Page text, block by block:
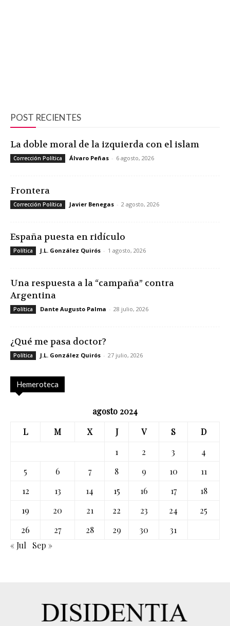
POST RECIENTES
La doble moral de la izquierda con el islam
Corrección Política Álvaro Peñas - 6 agosto, 2026
Frontera
Corrección Política Javier Benegas - 2 agosto, 2026
España puesta en ridículo
Política J.L. González Quirós - 1 agosto, 2026
Una respuesta a la “campaña” contra
Argentina
Política Dante Augusto Palma - 28 julio, 2026
¿Qué me pasa doctor?
Política J.L. González Quirós - 27 julio, 2026
Hemeroteca
agosto 2024
L
M X J V S
D
1
2 3
4
5
6 7 8 9 10
11
12
13 14 15 16 17
18
19
20 21 22 23 24
25
26
27 28 29 30
31
« Jul
Sep »